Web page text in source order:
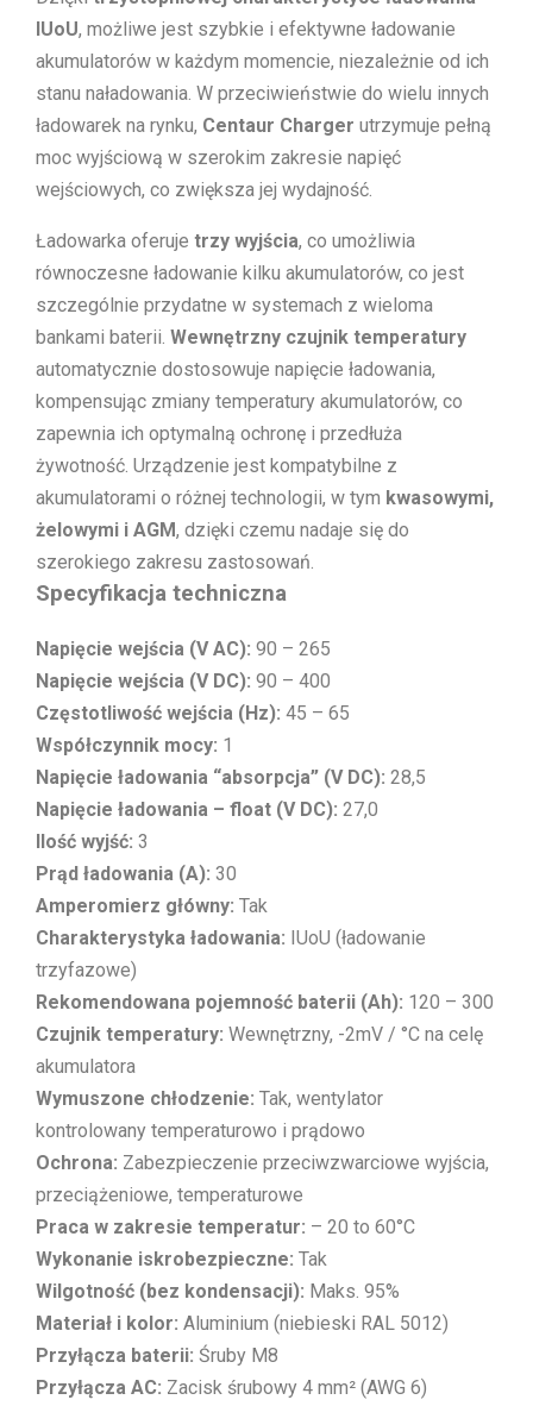
IUoU, możliwe jest szybkie i efektywne ładowanie
akumulatorów w każdym momencie, niezależnie od ich
stanu naładowania. W przeciwieństwie do wielu innych
ładowarek na rynku, Centaur Charger utrzymuje pełną
moc wyjściową w szerokim zakresie napięć
wejściowych, co zwiększa jej wydajność.
Ładowarka oferuje trzy wyjścia, co umożliwia
równoczesne ładowanie kilku akumulatorów, co jest
szczególnie przydatne w systemach z wieloma
bankami baterii. Wewnętrzny czujnik temperatury
automatycznie dostosowuje napięcie ładowania,
kompensując zmiany temperatury akumulatorów, co
zapewnia ich optymalną ochronę i przedłuża
żywotność. Urządzenie jest kompatybilne z
akumulatorami o różnej technologii, w tym kwasowymi,
żelowymi i AGM, dzięki czemu nadaje się do
szerokiego zakresu zastosowań.
Specyfikacja techniczna
Napięcie wejścia (V AC): 90 – 265
Napięcie wejścia (V DC): 90 – 400
Częstotliwość wejścia (Hz): 45 – 65
Współczynnik mocy: 1
Napięcie ładowania “absorpcja” (V DC): 28,5
Napięcie ładowania – float (V DC): 27,0
Ilość wyjść: 3
Prąd ładowania (A): 30
Amperomierz główny: Tak
Charakterystyka ładowania: IUoU (ładowanie
trzyfazowe)
Rekomendowana pojemność baterii (Ah): 120 – 300
Czujnik temperatury: Wewnętrzny, -2mV / °C na celę
akumulatora
Wymuszone chłodzenie: Tak, wentylator
kontrolowany temperaturowo i prądowo
Ochrona: Zabezpieczenie przeciwzwarciowe wyjścia,
przeciążeniowe, temperaturowe
Praca w zakresie temperatur: – 20 to 60°C
Wykonanie iskrobezpieczne: Tak
Wilgotność (bez kondensacji): Maks. 95%
Materiał i kolor: Aluminium (niebieski RAL 5012)
Przyłącza baterii: Śruby M8
Przyłącza AC: Zacisk śrubowy 4 mm² (AWG 6)